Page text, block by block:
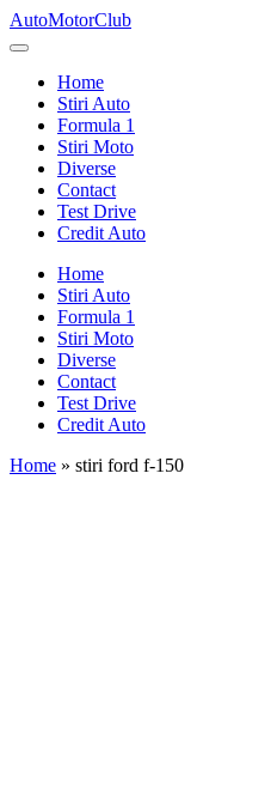
Skip
to
AutoMotorClub
Totul
masini
pasionatii
masini
Home
Stiri Auto
Formula 1
Stiri Moto
Diverse
Contact
Test Drive
Credit Auto
Home
Stiri Auto
Formula 1
Stiri Moto
Diverse
Contact
Test Drive
Credit Auto
Home » stiri ford f-150